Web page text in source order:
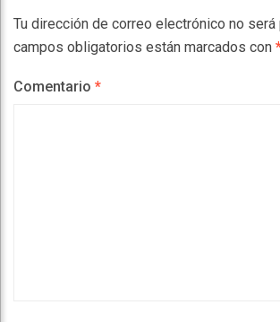
Tu dirección de correo electrónico no será
campos obligatorios están marcados con
Comentario *